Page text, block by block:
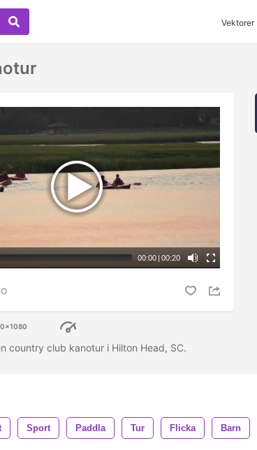
Vektorer
00:00 | 00:20
country club kanotur i Hilton Head, SC.
Sport Paddla Tur Flicka Barn